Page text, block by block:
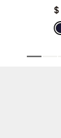
$